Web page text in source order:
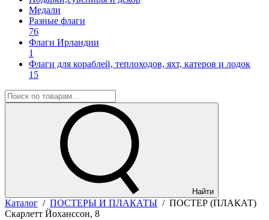
Медали
Разные флаги
76
Флаги Ирландии
1
Флаги для кораблей, теплоходов, яхт, катеров и лодок
15
Найти
Каталог / ПОСТЕРЫ И ПЛАКАТЫ / ПОСТЕР (ПЛАКАТ)
Скарлетт Йоханссон, 8